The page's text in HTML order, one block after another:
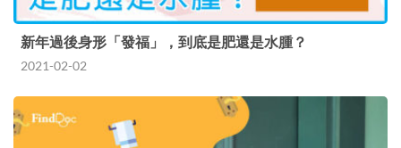
新年過後身形「發福」，到底是肥還是水腫？
2021-02-02